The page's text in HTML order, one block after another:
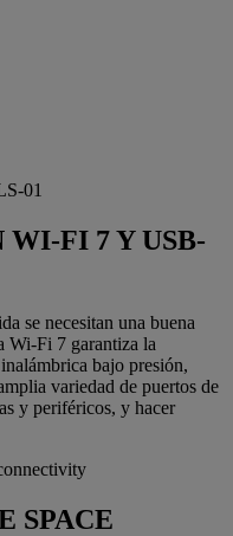
FI 7 Y USB-
se necesitan una buena
Wi-Fi 7 garantiza la
bajo presión,
variedad de puertos de
y periféricos, y hacer
SPACE